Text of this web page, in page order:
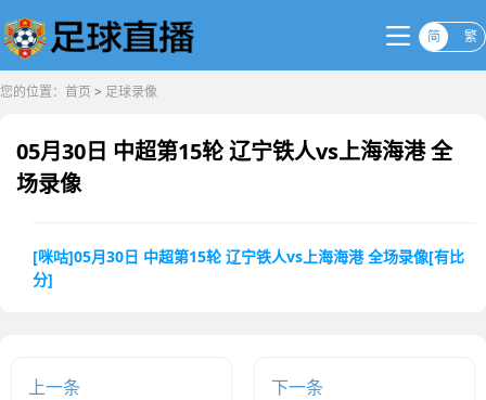
简 繁
您的位置： 首页 > 足球录像
05月30日 中超第15轮 辽宁铁人vs上海海港 全
场录像
[咪咕]05月30日 中超第15轮 辽宁铁人vs上海海港 全场录像[有比
分]
上一条
下一条